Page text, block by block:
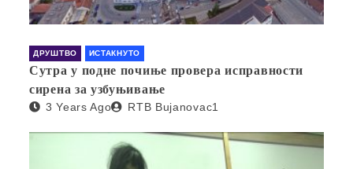
ДРУШТВО ИСТАКНУТО
Сутра у подне почиње провера исправности
сирена за узбуњивање
3 Years Ago RTB Bujanovac1